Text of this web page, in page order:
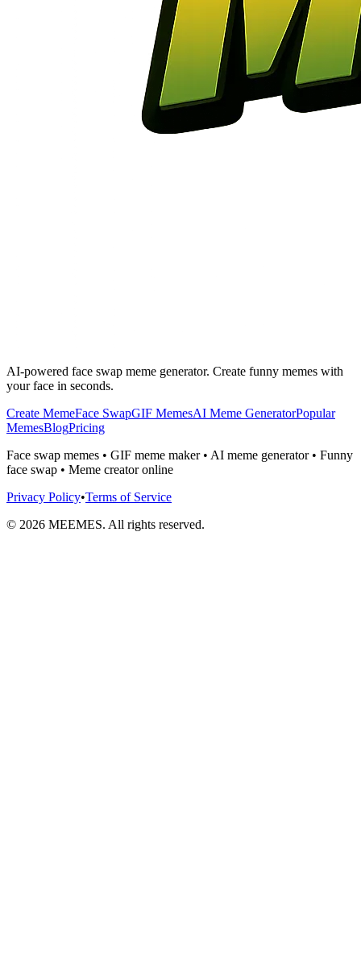
AI-powered face swap meme generator. Create funny memes with
your face in seconds.
Create MemeFace SwapGIF MemesAI Meme GeneratorPopular
MemesBlogPricing
Face swap memes • GIF meme maker • AI meme generator • Funny
face swap • Meme creator online
Privacy Policy•Terms of Service
© 2026 MEEMES. All rights reserved.